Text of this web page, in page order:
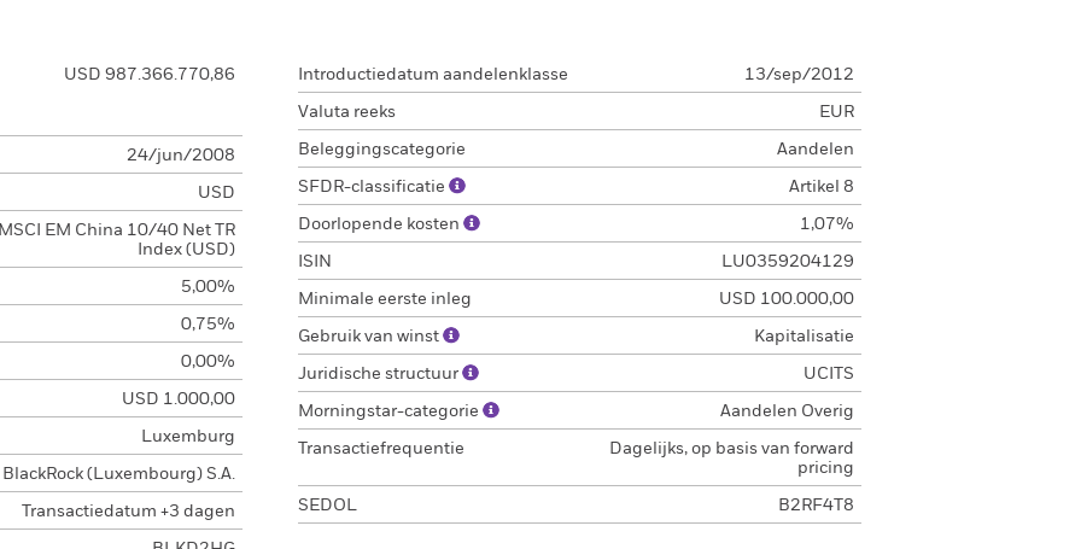
USD 987.366.770,86
24/jun/2008
USD
MSCI EM China 10/40 Net TR
Index (USD)
5,00%
0,75%
0,00%
USD 1.000,00
Luxemburg
BlackRock (Luxembourg) S.A.
Transactiedatum +3 dagen
Introductiedatum aandelenklasse 13/sep/2012
Valuta reeks EUR
Beleggingscategorie Aandelen
SFDR-classificatie Artikel 8
Doorlopende kosten 1,07%
ISIN LU0359204129
Minimale eerste inleg USD 100.000,00
Gebruik van winst Kapitalisatie
Juridische structuur UCITS
Morningstar-categorie Aandelen Overig
Transactiefrequentie
Dagelijks, op basis van forward
pricing
SEDOL B2RF4T8